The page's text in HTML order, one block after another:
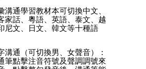
溝通學習教材本可切換中文、
家話、粵語、英語、泰文、越
尼文、日文、韓文等十種語
溝通（可切換男、女聲音）：
筆點擊注音符號及聲調調號來